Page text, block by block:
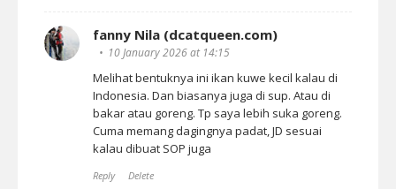
fanny Nila (dcatqueen.com)
10 January 2026 at 14:15
Melihat bentuknya ini ikan kuwe kecil kalau di
Indonesia. Dan biasanya juga di sup. Atau di
bakar atau goreng. Tp saya lebih suka goreng.
Cuma memang dagingnya padat, JD sesuai
kalau dibuat SOP juga
Reply Delete